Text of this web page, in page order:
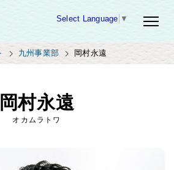
Select Language ▼
九州事業部 岡村永遠
岡村永遠
オカムラトワ